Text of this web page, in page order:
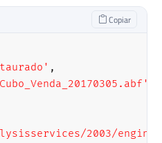
Copiar
,
2003/engine">